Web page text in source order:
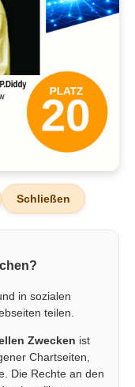
Schließen
in sozialen
teilen.
Zwecken ist
Chartseiten,
Die Rechte an den